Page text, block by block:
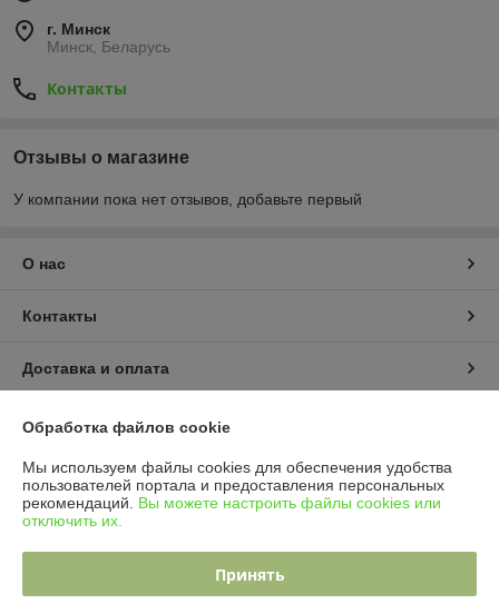
г. Минск
Минск, Беларусь
Контакты
Отзывы о магазине
У компании пока нет отзывов, добавьте первый
О нас
Контакты
Доставка и оплата
Полная версия сайта
Политика обработки cookies
Сайт создан на платформе Deal.by
Обработка файлов cookie
Мы используем файлы cookies для обеспечения удобства
пользователей портала и предоставления персональных
рекомендаций. Вы можете настроить файлы cookies или
отключить их.
Принять